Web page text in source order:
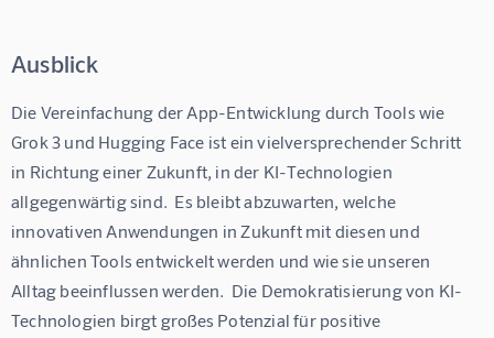
Ausblick
Die Vereinfachung der App-Entwicklung durch Tools wie
Grok 3 und Hugging Face ist ein vielversprechender Schritt
in Richtung einer Zukunft, in der KI-Technologien
allgegenwärtig sind.  Es bleibt abzuwarten, welche
innovativen Anwendungen in Zukunft mit diesen und
ähnlichen Tools entwickelt werden und wie sie unseren
Alltag beeinflussen werden.  Die Demokratisierung von KI-
Technologien birgt großes Potenzial für positive